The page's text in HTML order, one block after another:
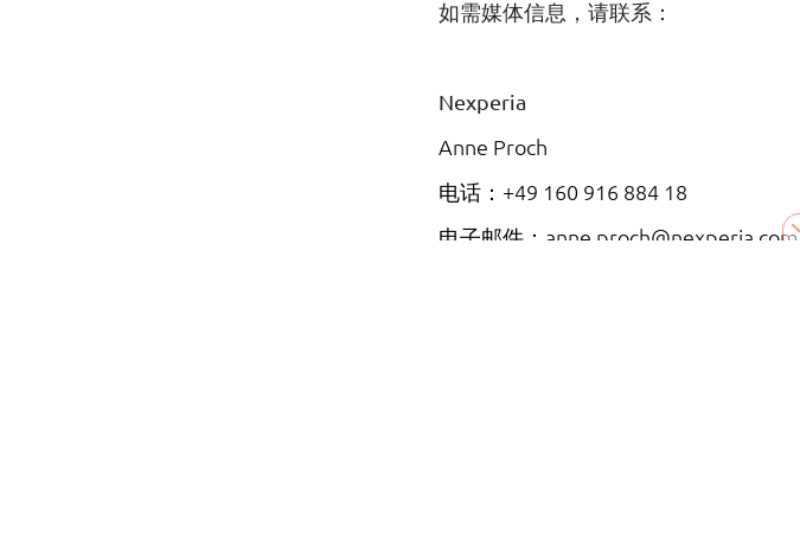
如需媒体信息，请联系：
Nexperia
Anne Proch
电话： +49 160 916 884 18
电子邮件： anne.proch@nexperia.com